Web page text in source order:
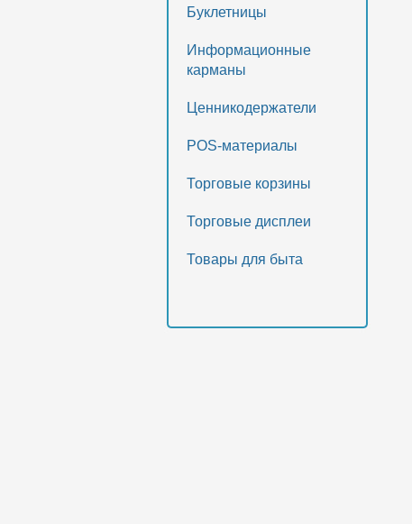
Буклетницы
Информационные
карманы
Ценникодержатели
POS-материалы
Торговые корзины
Торговые дисплеи
Товары для быта